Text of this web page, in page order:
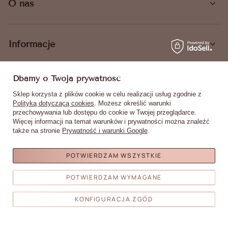
O nas
Informacje
+48 516 140 008sklep@mollynails.pl
MollyNails,Piotrkowska 270,90-361Łódź
Stawki VAT dla konsumentów z kraju:Poland
Dbamy o Twoją prywatność
Sklep korzysta z plików cookie w celu realizacji usług zgodnie z
Polityką dotyczącą cookies. Możesz określić warunki
przechowywania lub dostępu do cookie w Twojej przeglądarce.
Więcej informacji na temat warunków i prywatności można znaleźć
także na stronie Prywatność i warunki Google.
POTWIERDZAM WYMAGANE
KONFIGURACJA ZGÓD
POTWIERDZAM WSZYSTKIE